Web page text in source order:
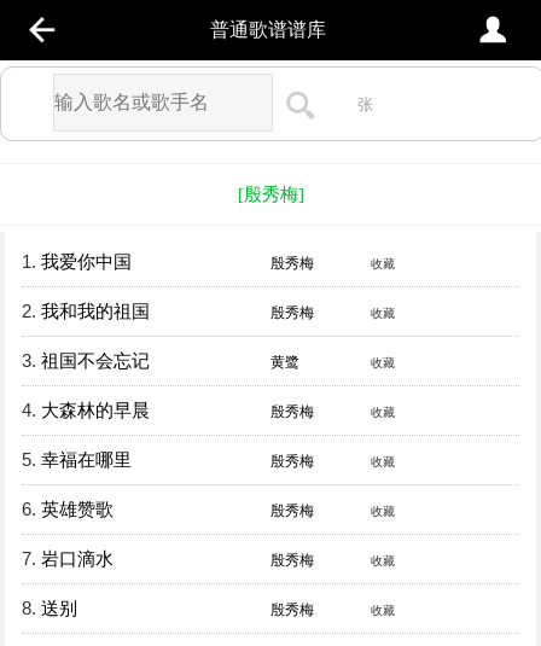
普通歌谱谱库
张
[殷秀梅]
1. 我爱你中国 殷秀梅 收藏
2. 我和我的祖国 殷秀梅 收藏
3. 祖国不会忘记 黄鹭 收藏
4. 大森林的早晨 殷秀梅 收藏
5. 幸福在哪里 殷秀梅 收藏
6. 英雄赞歌 殷秀梅 收藏
7. 岩口滴水 殷秀梅 收藏
8. 送别 殷秀梅 收藏